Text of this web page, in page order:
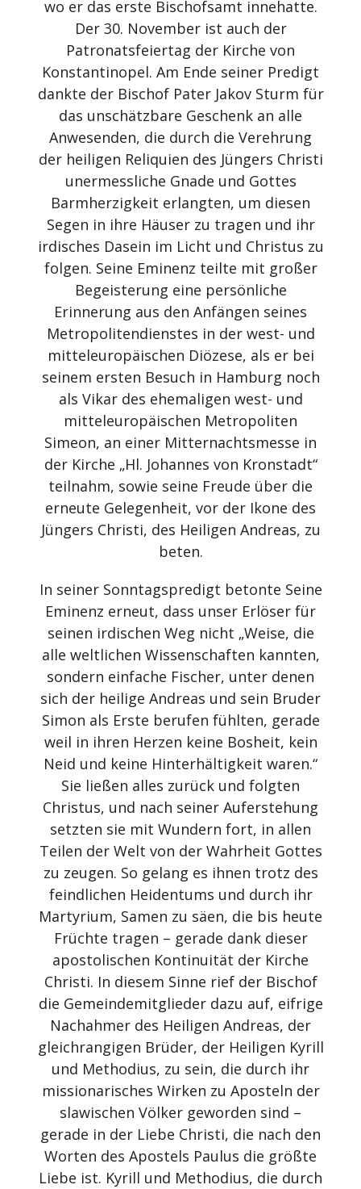
wo er das erste Bischofsamt innehatte.
Der 30. November ist auch der
Patronatsfeiertag der Kirche von
Konstantinopel. Am Ende seiner Predigt
dankte der Bischof Pater Jakov Sturm für
das unschätzbare Geschenk an alle
Anwesenden, die durch die Verehrung
der heiligen Reliquien des Jüngers Christi
unermessliche Gnade und Gottes
Barmherzigkeit erlangten, um diesen
Segen in ihre Häuser zu tragen und ihr
irdisches Dasein im Licht und Christus zu
folgen. Seine Eminenz teilte mit großer
Begeisterung eine persönliche
Erinnerung aus den Anfängen seines
Metropolitendienstes in der west- und
mitteleuropäischen Diözese, als er bei
seinem ersten Besuch in Hamburg noch
als Vikar des ehemaligen west- und
mitteleuropäischen Metropoliten
Simeon, an einer Mitternachtsmesse in
der Kirche „Hl. Johannes von Kronstadt“
teilnahm, sowie seine Freude über die
erneute Gelegenheit, vor der Ikone des
Jüngers Christi, des Heiligen Andreas, zu
beten.
In seiner Sonntagspredigt betonte Seine
Eminenz erneut, dass unser Erlöser für
seinen irdischen Weg nicht „Weise, die
alle weltlichen Wissenschaften kannten,
sondern einfache Fischer, unter denen
sich der heilige Andreas und sein Bruder
Simon als Erste berufen fühlten, gerade
weil in ihren Herzen keine Bosheit, kein
Neid und keine Hinterhältigkeit waren.“
Sie ließen alles zurück und folgten
Christus, und nach seiner Auferstehung
setzten sie mit Wundern fort, in allen
Teilen der Welt von der Wahrheit Gottes
zu zeugen. So gelang es ihnen trotz des
feindlichen Heidentums und durch ihr
Martyrium, Samen zu säen, die bis heute
Früchte tragen – gerade dank dieser
apostolischen Kontinuität der Kirche
Christi. In diesem Sinne rief der Bischof
die Gemeindemitglieder dazu auf, eifrige
Nachahmer des Heiligen Andreas, der
gleichrangigen Brüder, der Heiligen Kyrill
und Methodius, zu sein, die durch ihr
missionarisches Wirken zu Aposteln der
slawischen Völker geworden sind –
gerade in der Liebe Christi, die nach den
Worten des Apostels Paulus die größte
Liebe ist. Kyrill und Methodius, die durch